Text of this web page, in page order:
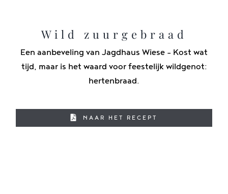
Wild zuurgebraad
Een aanbeveling van Jagdhaus Wiese - Kost wat
tijd, maar is het waard voor feestelijk wildgenot:
hertenbraad.
NAAR HET RECEPT